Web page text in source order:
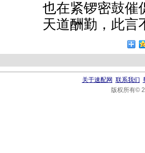
也在紧锣密鼓催
天道酬勤，此言
关于速配网 联系我们
版权所有©